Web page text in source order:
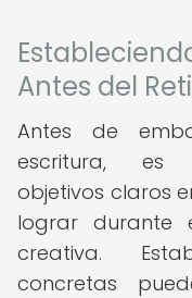
Antes del
Antes de
escritura, es
objetivos claros
lograr durante
creativa.
concretas